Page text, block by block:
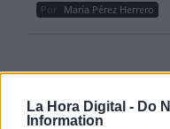
La Hora Digital - Do
Information
Por María Pérez Herrero